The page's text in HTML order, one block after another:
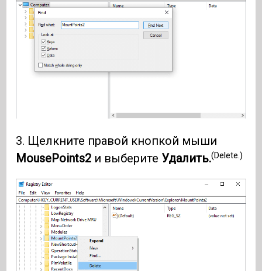
3. Щелкните правой кнопкой мыши
MousePoints2 и выберите Удалить.(Delete.)